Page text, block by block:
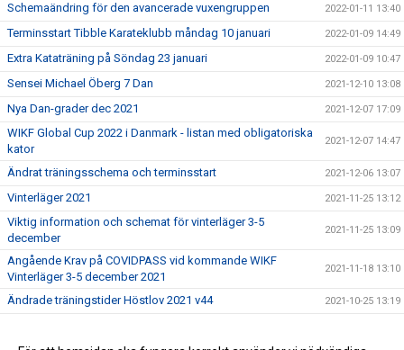
Schemaändring för den avancerade vuxengruppen 2022-01-11 13:40
Terminsstart Tibble Karateklubb måndag 10 januari 2022-01-09 14:49
Extra Kataträning på Söndag 23 januari 2022-01-09 10:47
Sensei Michael Öberg 7 Dan 2021-12-10 13:08
Nya Dan-grader dec 2021 2021-12-07 17:09
WIKF Global Cup 2022 i Danmark - listan med obligatoriska
kator
2021-12-07 14:47
Ändrat träningsschema och terminsstart 2021-12-06 13:07
Vinterläger 2021 2021-11-25 13:12
Viktig information och schemat för vinterläger 3-5
december
2021-11-25 13:09
Angående Krav på COVIDPASS vid kommande WIKF
Vinterläger 3-5 december 2021
2021-11-18 13:10
Ändrade träningstider Höstlov 2021 v44 2021-10-25 13:19